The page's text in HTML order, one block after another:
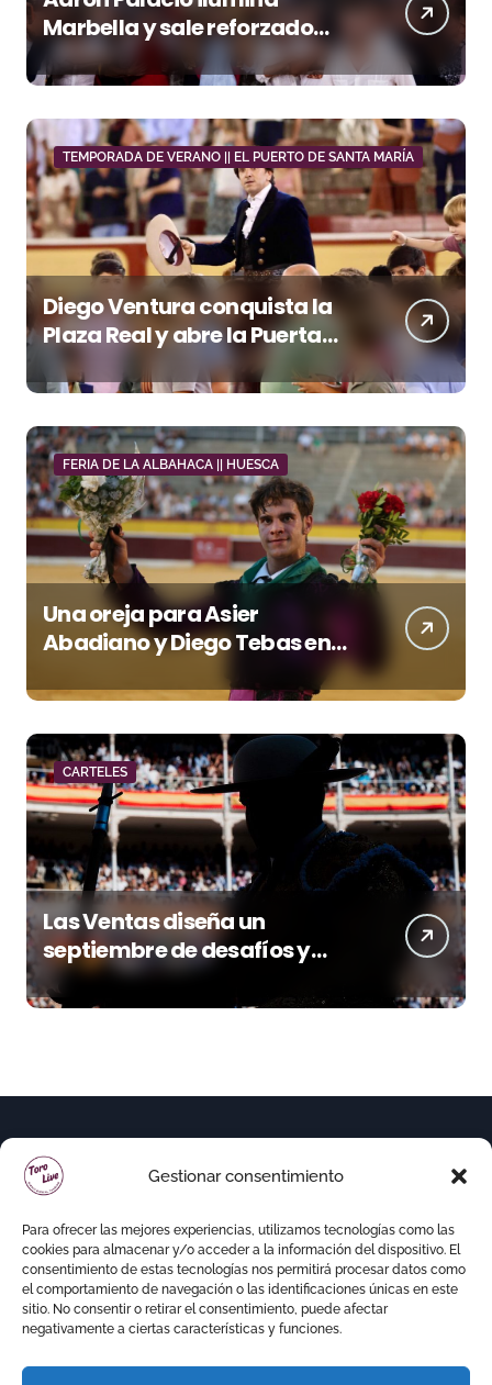
Gestionar consentimiento
Para ofrecer las mejores experiencias, utilizamos tecnologías como las
cookies para almacenar y/o acceder a la información del dispositivo. El
consentimiento de estas tecnologías nos permitirá procesar datos como
el comportamiento de navegación o las identificaciones únicas en este
sitio. No consentir o retirar el consentimiento, puede afectar
negativamente a ciertas características y funciones.
Marbella y sale reforzado
junto a Manzanares y
Morante
TEMPORADA DE VERANO || EL PUERTO DE SANTA MARÍA
Diego Ventura conquista la
Plaza Real y abre la Puerta
Grande en El Puerto
FERIA DE LA ALBAHACA || HUESCA
Una oreja para Asier
Abadiano y Diego Tebas en
una apertura de la Albahaca
marcada por el buen juego
de Los Maños
CARTELES
Las Ventas diseña un
septiembre de desafíos y
variedad ganadera